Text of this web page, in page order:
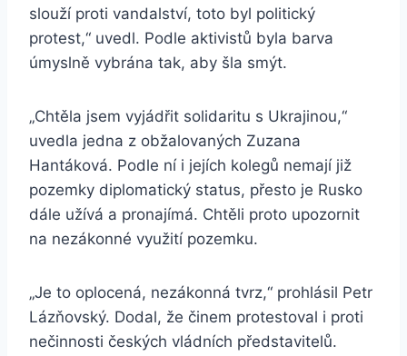
slouží proti vandalství, toto byl politický
protest,“ uvedl. Podle aktivistů byla barva
úmyslně vybrána tak, aby šla smýt.
„Chtěla jsem vyjádřit solidaritu s Ukrajinou,“
uvedla jedna z obžalovaných Zuzana
Hantáková. Podle ní i jejích kolegů nemají již
pozemky diplomatický status, přesto je Rusko
dále užívá a pronajímá. Chtěli proto upozornit
na nezákonné využití pozemku.
„Je to oplocená, nezákonná tvrz,“ prohlásil Petr
Lázňovský. Dodal, že činem protestoval i proti
nečinnosti českých vládních představitelů.